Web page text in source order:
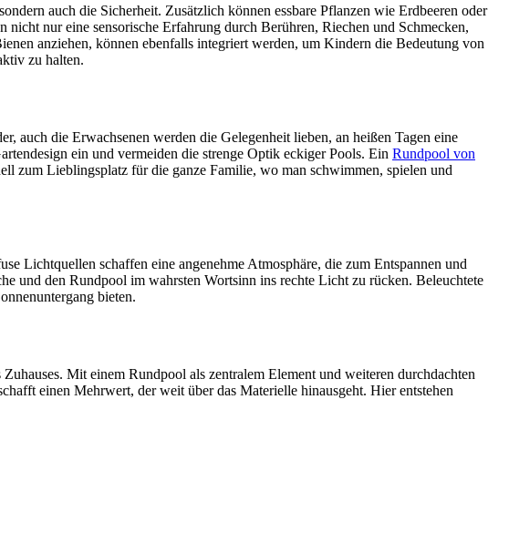
auch die Sicherheit. Zusätzlich können essbare Pflanzen wie Erdbeeren oder
nur eine sensorische Erfahrung durch Berühren, Riechen und Schmecken,
anziehen, können ebenfalls integriert werden, um Kindern die Bedeutung von
zu halten.
auch die Erwachsenen werden die Gelegenheit lieben, an heißen Tagen eine
ein und vermeiden die strenge Optik eckiger Pools. Ein Rundpool von
zum Lieblingsplatz für die ganze Familie, wo man schwimmen, spielen und
Lichtquellen schaffen eine angenehme Atmosphäre, die zum Entspannen und
und den Rundpool im wahrsten Wortsinn ins rechte Licht zu rücken. Beleuchtete
bieten.
Mit einem Rundpool als zentralem Element und weiteren durchdachten
einen Mehrwert, der weit über das Materielle hinausgeht. Hier entstehen